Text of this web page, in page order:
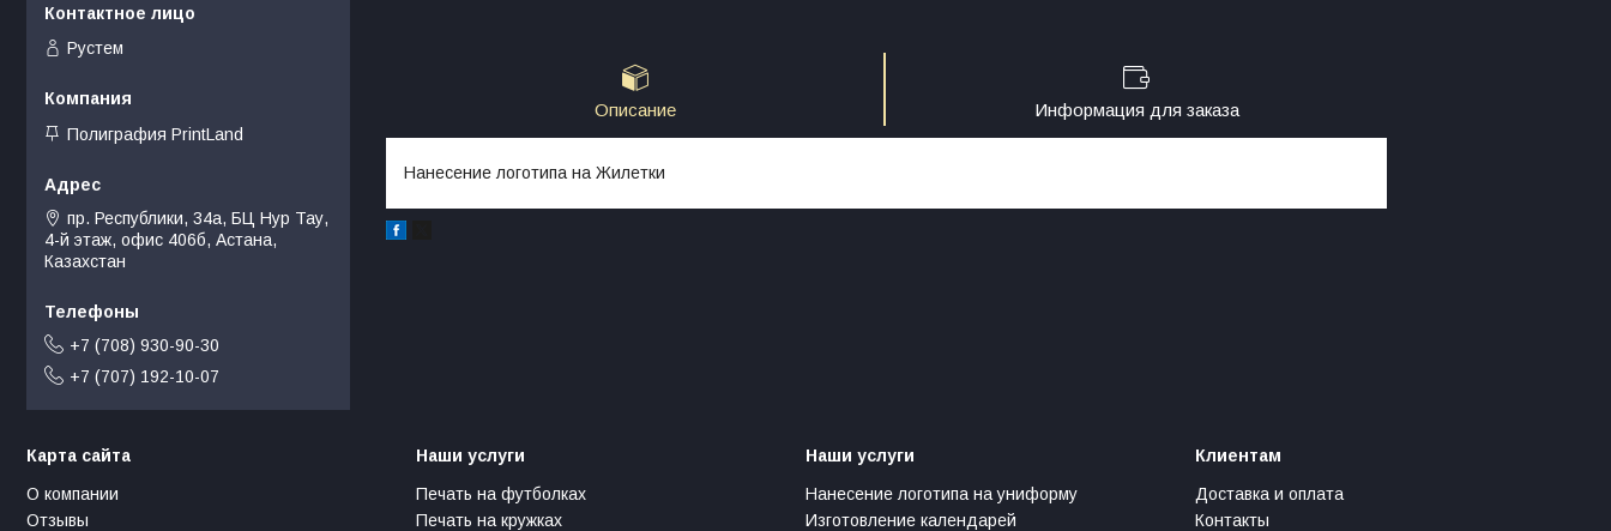
Описание Информация для заказа
Нанесение логотипа на Жилетки
Рустем
Полиграфия PrintLand
пр. Республики, 34а, БЦ Нур Тау,
4-й этаж, офис 406б, Астана,
Казахстан
+7 (708) 930-90-30
+7 (707) 192-10-07
Карта сайта
О компании
Отзывы
Наши услуги
Печать на футболках
Печать на кружках
Наши услуги
Нанесение логотипа на униформу
Изготовление календарей
Клиентам
Доставка и оплата
Контакты